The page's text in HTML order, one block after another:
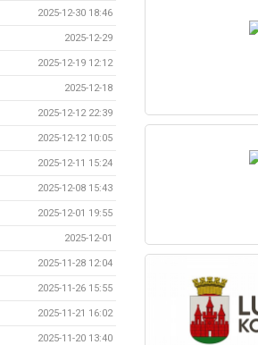
2025-12-30 18:46
2025-12-29
2025-12-19 12:12
2025-12-18
2025-12-12 22:39
2025-12-12 10:05
2025-12-11 15:24
2025-12-08 15:43
2025-12-01 19:55
2025-12-01
2025-11-28 12:04
2025-11-26 15:55
2025-11-21 16:02
2025-11-20 13:40